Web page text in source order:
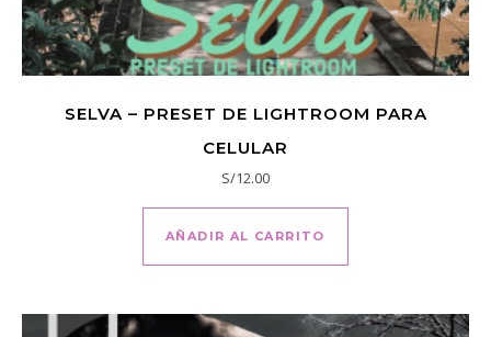
SELVA – PRESET DE LIGHTROOM PARA
CELULAR
S/12.00
AÑADIR AL CARRITO